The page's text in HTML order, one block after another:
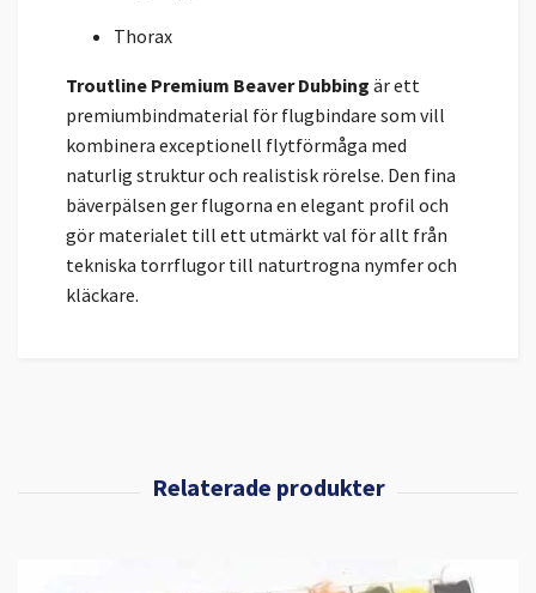
Thorax
Troutline Premium Beaver Dubbing är ett
premiumbindmaterial för flugbindare som vill
kombinera exceptionell flytförmåga med
naturlig struktur och realistisk rörelse. Den fina
bäverpälsen ger flugorna en elegant profil och
gör materialet till ett utmärkt val för allt från
tekniska torrflugor till naturtrogna nymfer och
kläckare.